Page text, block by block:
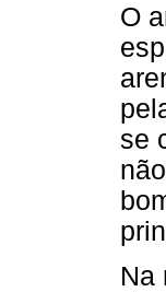
O
se
Na